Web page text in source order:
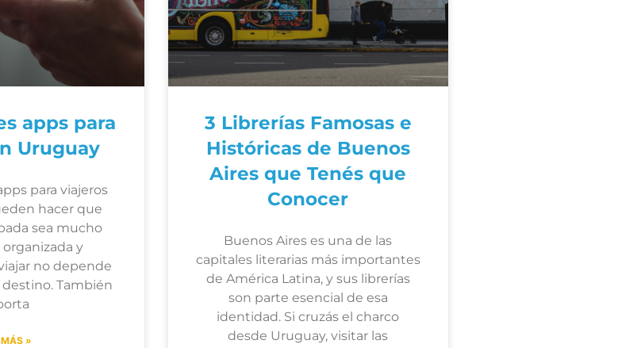
apps para
Uruguay
para viajeros
hacer que
sea mucho
y
no depende
También
MÁS »
3 Librerías Famosas e
Históricas de Buenos
Aires que Tenés que
Conocer
Buenos Aires es una de las
capitales literarias más importantes
de América Latina, y sus librerías
son parte esencial de esa
identidad. Si cruzás el charco
desde Uruguay, visitar las